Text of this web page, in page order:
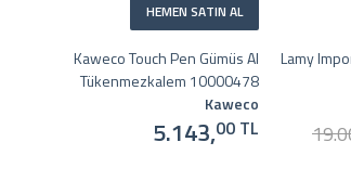
HEMEN SATIN AL
Kaweco Touch Pen Gümüs Al
Tükenmezkalem 10000478
Kaweco
5.143,00 TL
Lamy